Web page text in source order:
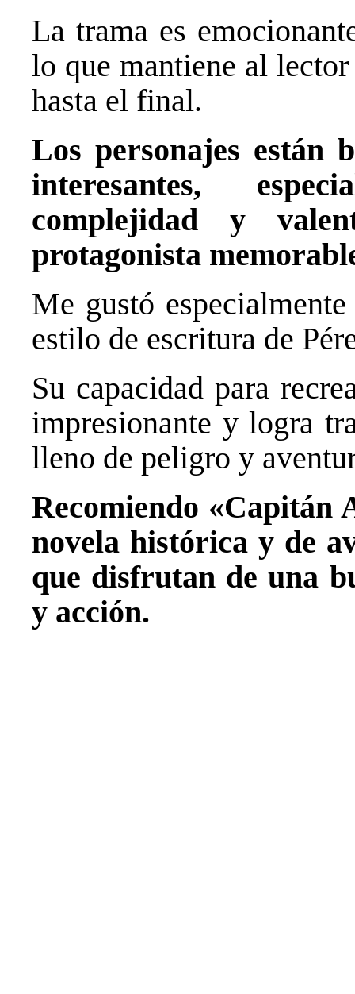
La trama es
lo que mantiene al
hasta el final.
Los personajes están
interesantes,
complejidad y
protagonista
Me gustó
estilo de escritura de
Su capacidad para
impresionante y logra
lleno de peligro y
Recomiendo «Capitán
novela histórica y de
que disfrutan de una
y acción.